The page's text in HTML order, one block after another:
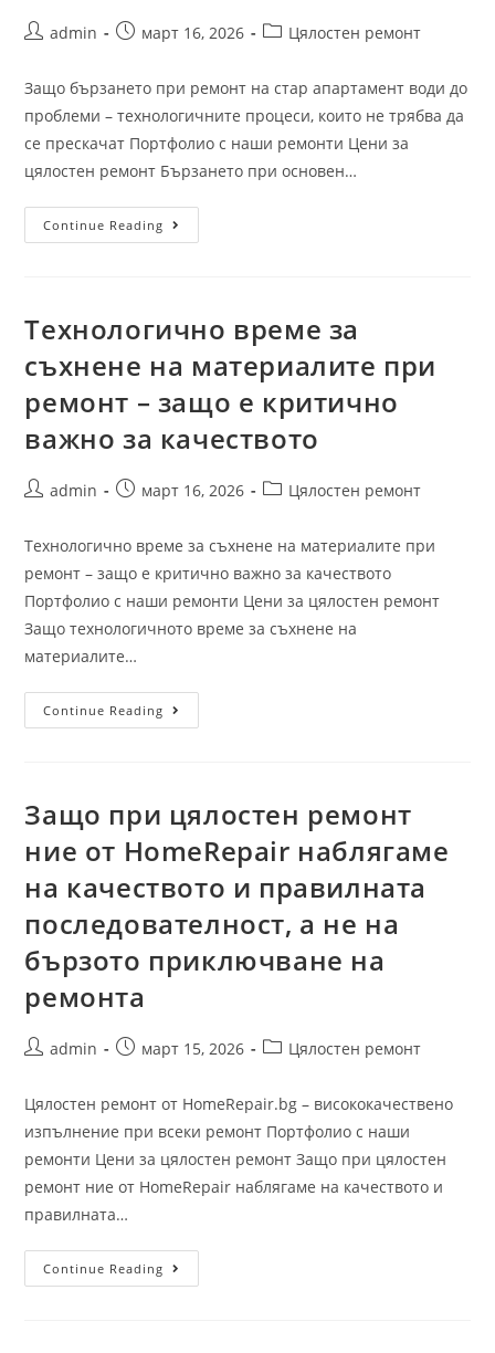
admin март 16, 2026 Цялостен ремонт
Защо бързането при ремонт на стар апартамент води до
проблеми – технологичните процеси, които не трябва да
се прескачат Портфолио с наши ремонти Цени за
цялостен ремонт Бързането при основен…
Continue Reading
Технологично време за
съхнене на материалите при
ремонт – защо е критично
важно за качеството
admin март 16, 2026 Цялостен ремонт
Технологично време за съхнене на материалите при
ремонт – защо е критично важно за качеството
Портфолио с наши ремонти Цени за цялостен ремонт
Защо технологичното време за съхнене на
материалите…
Continue Reading
Защо при цялостен ремонт
ние от HomeRepair наблягаме
на качеството и правилната
последователност, а не на
бързото приключване на
ремонта
admin март 15, 2026 Цялостен ремонт
Цялостен ремонт от HomeRepair.bg – висококачествено
изпълнение при всеки ремонт Портфолио с наши
ремонти Цени за цялостен ремонт Защо при цялостен
ремонт ние от HomeRepair наблягаме на качеството и
правилната…
Continue Reading